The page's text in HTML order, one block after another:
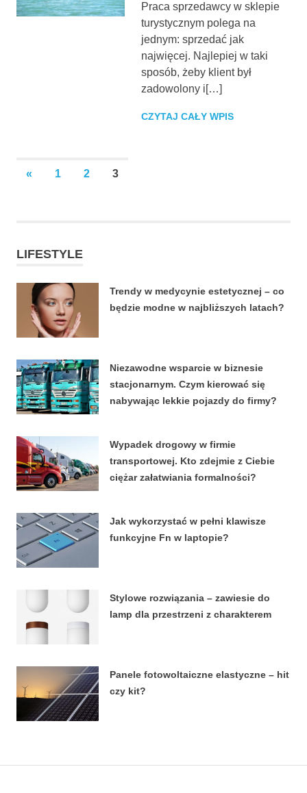
Praca sprzedawcy w sklepie
turystycznym polega na
jednym: sprzedać jak
najwięcej. Najlepiej w taki
sposób, żeby klient był
zadowolony i[…]
CZYTAJ CAŁY WPIS
Stronicowanie
« PREVIOUS
1 2 3
LIFESTYLE
Trendy w medycynie estetycznej – co
będzie modne w najbliższych latach?
Niezawodne wsparcie w biznesie
stacjonarnym. Czym kierować się
nabywając lekkie pojazdy do firmy?
Wypadek drogowy w firmie
transportowej. Kto zdejmie z Ciebie
ciężar załatwiania formalności?
Jak wykorzystać w pełni klawisze
funkcyjne Fn w laptopie?
Stylowe rozwiązania – zawiesie do
lamp dla przestrzeni z charakterem
Panele fotowoltaiczne elastyczne – hit
czy kit?